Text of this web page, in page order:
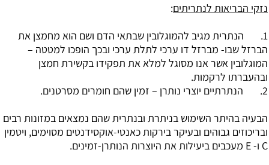
נזקי הבריאות לנתריתים:
1. הנתרית מגיב להמוגלובין שבתאי הדם ושם הוא מחמצן את
הברזל שבו- מברזל דו ערכי לתלת ערכי ובכך הופכו למטטה –
המוגלובין אשר אנו מסוגל למלא את תפקידו בקשירת חמצן
ובהעברתו לרקמות.
2. הנתרתיים יוצרי נותרן – זמין שהם חומרים מסרטנים.
הבעיה בהיתר השימוש בניתרת ובנתרית שהם נמצאים במזונות רבים
ובריכוזים גבוהים ובעיקר בירקות כאנטי-אוקסידנטים מסוימים, ויטמין
C ו- E מעכבים ביעילות את היוצרות הנותרן-זמינים.